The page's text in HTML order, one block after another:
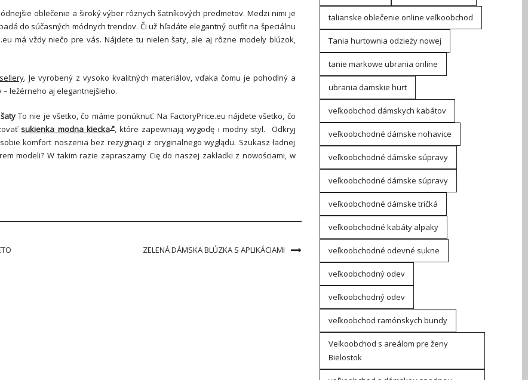
oblečenie a široký výber rôznych šatníkových predmetov. Medzi nimi je
do súčasných módnych trendov. Či už hľadáte elegantný outfit na špeciálnu
má vždy niečo pre vás. Nájdete tu nielen šaty, ale aj rôzne modely blúzok,
. Je vyrobený z vysoko kvalitných materiálov, vďaka čomu je pohodlný a
ležérneho aj elegantnejšieho.
šatyTo nie je všetko, čo máme ponúknuť. Na FactoryPrice.eu nájdete všetko, čo
sukienka modna kiecka , które zapewniają wygodę i modny styl. Odkryj
komfort noszenia bez rezygnacji z oryginalnego wyglądu. Szukasz ładnej
modeli? W takim razie zapraszamy Cię do naszej zakładki z nowościami, w
ZELENÁ DÁMSKA BLÚZKA S APLIKÁCIAMI
talianske oblečenie online veľkoobchod
Tania hurtownia odzieży nowej
tanie markowe ubrania online
ubrania damskie hurt
veľkoobchod dámskych kabátov
veľkoobchodné dámske nohavice
veľkoobchodné dámske súpravy
veľkoobchodné dámske súpravy
veľkoobchodné dámske tričká
veľkoobchodné kabáty alpaky
veľkoobchodné odevné sukne
veľkoobchodný odev
veľkoobchodný odev
veľkoobchod ramónskych bundy
Veľkoobchod s areálom pre ženy
Bielostok